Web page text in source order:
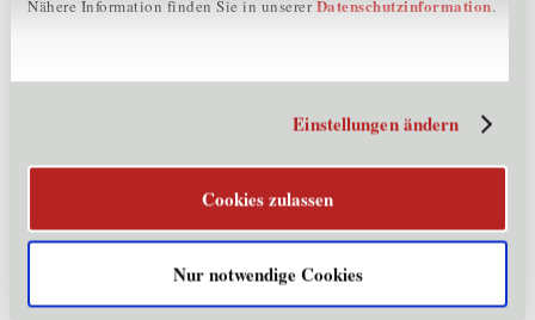
Nähere Information finden Sie in unsererDatenschutzinformation.
Einstellungen ändern
Cookies zulassen
Nur notwendige Cookies
und die Effizienz von Geschäftsprozessen. Ein Großteil
„schmutziger Daten“ ist hausgemacht, Mensch und
existieren mehrere Kopien eines
Manchmalfehlen Werte, wenn Felder nicht befüllt
werden, oder Maschinen haben unlesbare Daten
ausgegeben.